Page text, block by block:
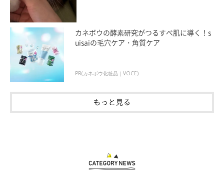
カネボウの酵素研究がつるすべ肌に導く！s
uisaiの毛穴ケア・角質ケア
PR(カネボウ化粧品｜VOCE)
もっと見る